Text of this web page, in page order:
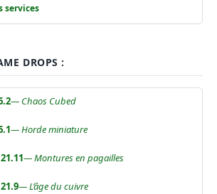
services
DROPS :
— Chaos Cubed
— Horde miniature
— Montures en pagailles
— L’âge du cuivre